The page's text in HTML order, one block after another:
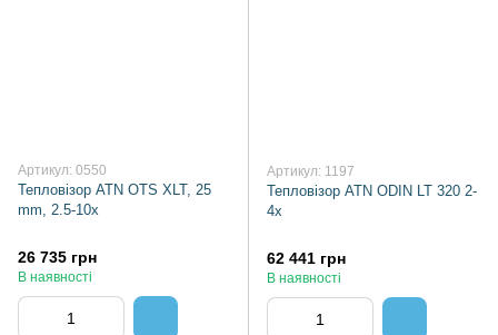
Артикул: 0550
Тепловізор ATN OTS XLT, 25
mm, 2.5-10x
26 735 грн
В наявності
Артикул: 1197
Тепловізор ATN ODIN LT 320 2-
4x
62 441 грн
В наявності